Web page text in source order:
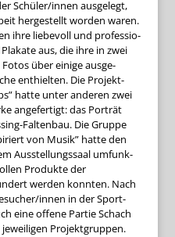
Schüler/innen aus­ge­legt,
her­ge­stellt wor­den waren.
ihre lie­be­voll und pro­fes­sio­
aus, die ihre in zwei
über einige aus­ge­
ent­hiel­ten. Die Pro­jekt­
hatte unter ande­ren zwei
ange­fer­tigt: das Por­trät
Fal­ten­bau. Die Gruppe
von Musik” hatte den
Aus­stel­lungs­saal umfunk­
Pro­dukte der
wer­den konn­ten. Nach
innen in der Sport­
eine offene Par­tie Schach
jewei­li­gen Projektgruppen.